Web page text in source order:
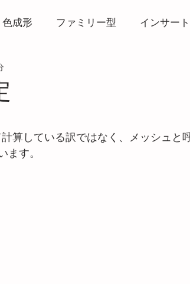
色成形 ファミリー型 インサー
計算している訳ではなく、メッシュと
ます。